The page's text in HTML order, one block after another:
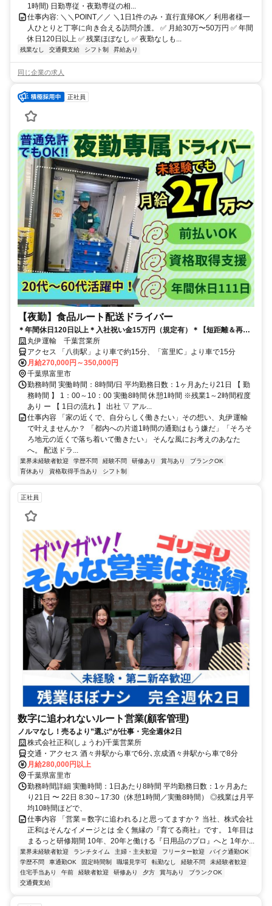
1時間) 日勤専従・夜勤専従の相...
仕事内容: ＼＼POINT／／ ＼1日1件のみ・直行直帰OK／ 利用者様一
人ひとりと丁寧に向き合える訪問介護。 ✅ 月給30万〜50万円 ✅ 年間
休日120日以上 ✅ 残業ほぼなし ✅ 夜勤なしも...
残業なし 交通費支給 シフト制 昇給あり
同じ企業の求人
正社員
【夜勤】食品ルート配送ドライバー
＊年間休日120日以上＊入社祝い金15万円（規定有）＊【短距離＆再配
達なし】ゆとりある働き方が可能！
丸伊運輸 千葉営業所
アクセス 「八街駅」より車で約15分、「富里IC」より車で15分
月給270,000円～350,000円
千葉県富里市
勤務時間 実働時間：8時間/日 平均勤務日数：1ヶ月あたり21日 【 勤
務時間 】 1：00～10：00 実働8時間 休憩1時間 ※残業1～2時間程度
あり ー 【 1日の流れ 】 出社 ▽ アル...
仕事内容 「家の近くで、自分らしく働きたい」その想い、丸伊運輸
で叶えませんか？ 「都内への片道1時間の通勤はもう嫌だ」「そろそ
ろ地元の近くで落ち着いて働きたい」 そんな風にお考えのあなた
へ。 配送ドラ...
業界未経験者歓迎 学歴不問 経験不問 研修あり 賞与あり
ブランクOK
育休あり
資格取得手当あり シフト制
正社員
数字に追われないルート営業(顧客管理)
ノルマなし！売るより”選ぶ”が仕事・完全週休2日
株式会社正和(しょうわ)千葉営業所
交通・アクセス 酒々井駅から車で6分､京成酒々井駅から車で8分
月給280,000円以上
千葉県富里市
勤務時間詳細 実働時間：1日あたり8時間 平均勤務日数：1ヶ月あた
り21日 〜 22日 8:30～17:30（休憩1時間／実働8時間） ◎残業は月平
均10時間ほどで、
仕事内容 「営業＝数字に追われる｣と思ってますか？ 当社、株式会社
正和はそんなイメージとは 全く無縁の『育てる商社』です。 1年目は
まるっと研修期間 10年、20年と働ける『日用品のプロ』へと 1年か...
業界未経験者歓迎 ランチタイム 主婦・主夫歓迎 フリーター歓迎
バイク通勤OK
学歴不問
車通勤OK 固定時間制 職場見学可 転勤なし 経験不問
未経験者歓迎
住宅手当あり
午前 経験者歓迎 研修あり 夕方 賞与あり
ブランクOK
交通費支給